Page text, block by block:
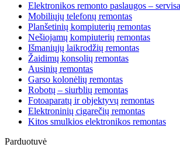
Elektronikos remonto paslaugos –
Mobiliųjų telefonų remontas
Planšetinių kompiuterių remontas
Nešiojamų kompiuterių remontas
Išmaniųjų laikrodžių remontas
Žaidimų konsolių remontas
Ausinių remontas
Garso kolonėlių remontas
Robotų – siurblių remontas
Fotoaparatų ir objektyvų remontas
Elektroninių cigarečių remontas
Kitos smulkios elektronikos remontas
Parduotuvė